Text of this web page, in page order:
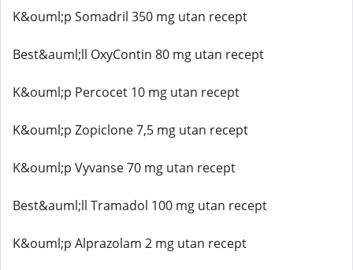
K&ouml;p Somadril 350 mg utan recept
Best&auml;ll OxyContin 80 mg utan recept
K&ouml;p Percocet 10 mg utan recept
K&ouml;p Zopiclone 7,5 mg utan recept
K&ouml;p Vyvanse 70 mg utan recept
Best&auml;ll Tramadol 100 mg utan recept
K&ouml;p Alprazolam 2 mg utan recept